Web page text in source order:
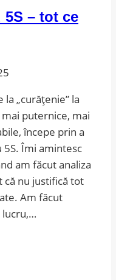
5S – tot ce
la „curățenie” la
puternice, mai
începe prin a
Îmi amintesc
am făcut analiza
că nu justifică tot
Am făcut
lucru,…